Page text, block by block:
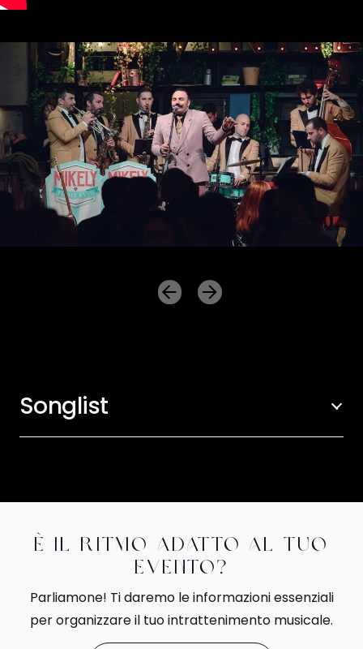
Songlist
È il ritmo adatto al tuo
evento?
Parliamone! Ti daremo le informazioni essenziali
per organizzare il tuo intrattenimento musicale.